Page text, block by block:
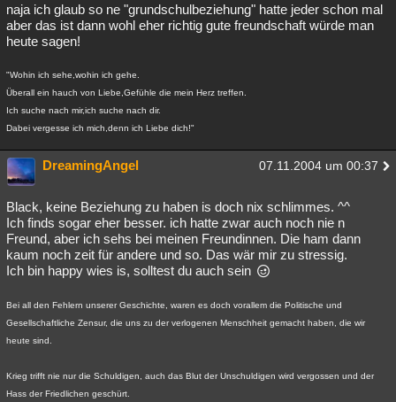
naja ich glaub so ne "grundschulbeziehung" hatte jeder schon mal
aber das ist dann wohl eher richtig gute freundschaft würde man
heute sagen!
"Wohin ich sehe,wohin ich gehe.
Überall ein hauch von Liebe,Gefühle die mein Herz treffen.
Ich suche nach mir,ich suche nach dir.
Dabei vergesse ich mich,denn ich Liebe dich!"
DreamingAngel 07.11.2004 um 00:37
Black, keine Beziehung zu haben is doch nix schlimmes. ^^
Ich finds sogar eher besser. ich hatte zwar auch noch nie n
Freund, aber ich sehs bei meinen Freundinnen. Die ham dann
kaum noch zeit für andere und so. Das wär mir zu stressig.
Ich bin happy wies is, solltest du auch sein
Bei all den Fehlern unserer Geschichte, waren es doch vorallem die Politische und
Gesellschaftliche Zensur, die uns zu der verlogenen Menschheit gemacht haben, die wir
heute sind.
Krieg trifft nie nur die Schuldigen, auch das Blut der Unschuldigen wird vergossen und der
Hass der Friedlichen geschürt.